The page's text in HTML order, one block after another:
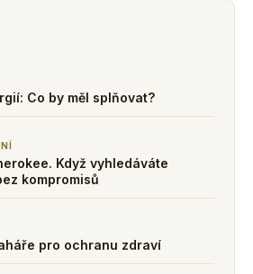
Co by měl splňovat?
Když vyhledáváte
kompromisů
pro ochranu zdraví